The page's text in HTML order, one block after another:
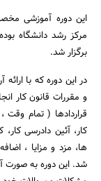
این دوره آموزشى
برگزار شد.
در این دوره که با
و مقررات قانون کار
قراردادها ( تمام وقت
کار، آئین دادرسی
ها، مزد و مزایا ،
‌شد. این دوره به صورت